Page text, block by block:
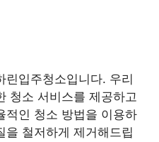
린입주청소입니다. 우리
청소 서비스를 제공하고
적인 청소 방법을 이용하
을 철저하게 제거해드립